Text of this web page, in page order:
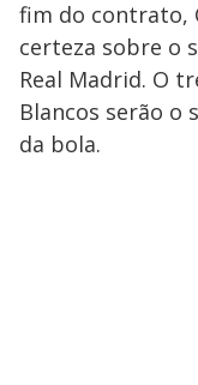
fim do contrato,
certeza sobre o
Real Madrid. O
Blancos serão o
da bola.